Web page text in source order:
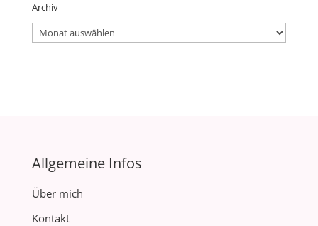
Archiv
Archiv
Allgemeine Infos
Über mich
Kontakt